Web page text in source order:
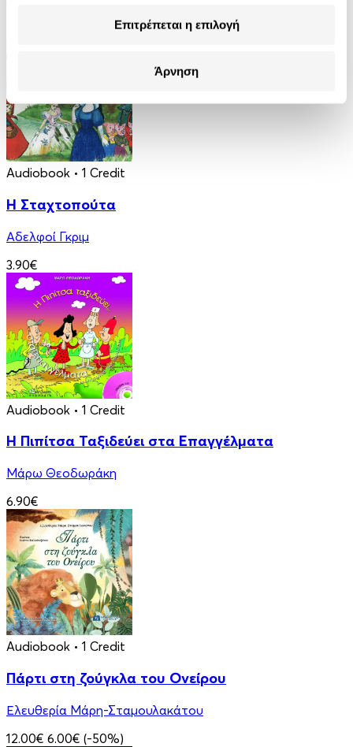
Επιτρέπεται η επιλογή
Άρνηση
Audiobook • 1 Credit
Η Σταχτοπούτα
Αδελφοί Γκριμ
3.90€
Audiobook • 1 Credit
Η Πιπίτσα Ταξιδεύει στα Επαγγέλματα
Μάρω Θεοδωράκη
6.90€
Audiobook • 1 Credit
Πάρτι στη ζούγκλα του Ονείρου
Ελευθερία Μάρη-Σταμουλακάτου
12.00€ 6.00€ (-50%)